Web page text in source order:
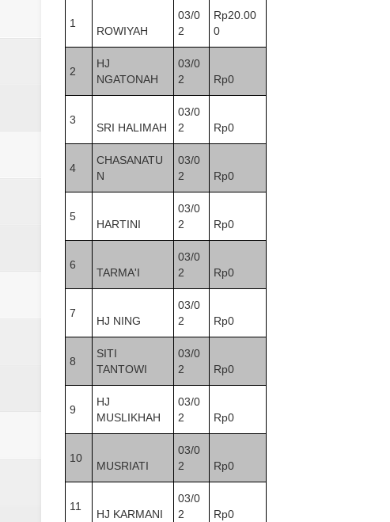
Laporan Koin Nu Tembok Oktober I 2025
DATABASE ANSOR KEC. LIMPUNG
1
ROWIYAH
03/0
2
Rp20.00
0
2
HJ
NGATONAH
03/0
2
Rp0
3
SRI HALIMAH
03/0
2
Rp0
4
CHASANATU
N
03/0
2
Rp0
5
HARTINI
03/0
2
Rp0
6
TARMA'I
03/0
2
Rp0
7
HJ NING
03/0
2
Rp0
8
SITI
TANTOWI
03/0
2
Rp0
9
HJ
MUSLIKHAH
03/0
2
Rp0
10
MUSRIATI
03/0
2
Rp0
11
HJ KARMANI
03/0
2
Rp0